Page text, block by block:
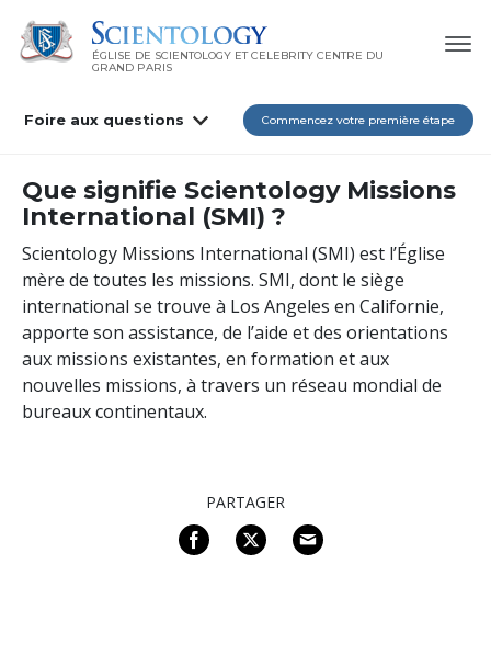
ÉGLISE DE SCIENTOLOGY ET CELEBRITY CENTRE DU
GRAND PARIS
Foire aux questions Commencez votre première étape
Que signifie Scientology Missions
International (SMI) ?
Scientology Missions International (SMI) est l’Église
mère de toutes les missions. SMI, dont le siège
international se trouve à Los Angeles en Californie,
apporte son assistance, de l’aide et des orientations
aux missions existantes, en formation et aux
nouvelles missions, à travers un réseau mondial de
bureaux continentaux.
PARTAGER